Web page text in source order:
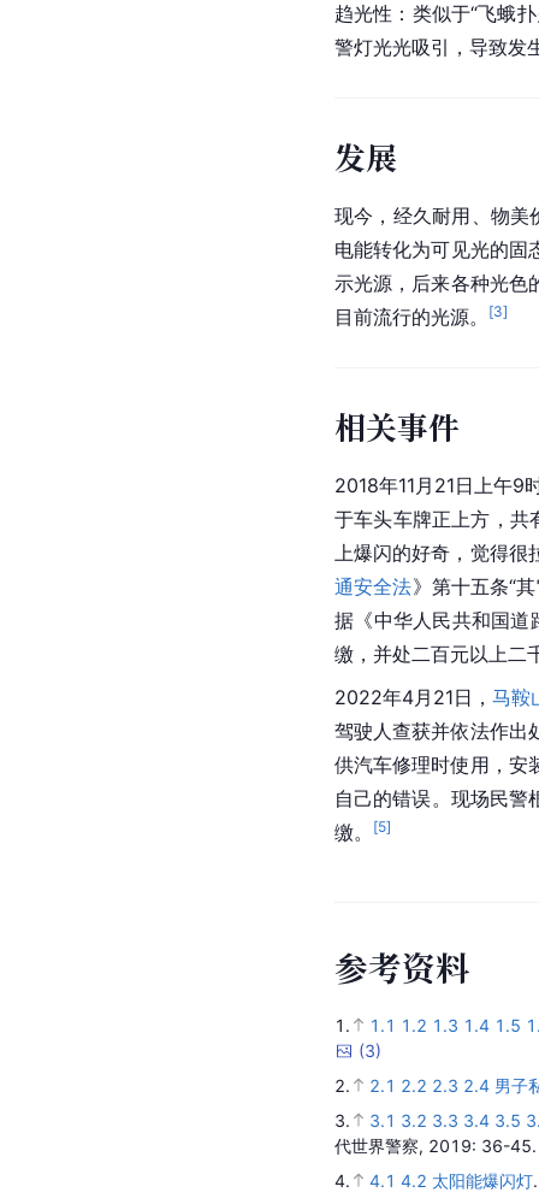
趋光性：类似于“飞蛾
警灯光光吸引，导致发
发展
现今，经久耐用、物
电能转化为可见光的固
示光源，后来各种光色
目前流行的光源。
[3]
相关事件
2018年11月21日上午9
于车头车牌正上方，共
上爆闪的好奇，觉得很
通安全法》第十五条“
据《中华人民共和国道
缴，并处二百元以上二
2022年4月21日，马鞍
驾驶人查获并依法作出
供汽车修理时使用，安
自己的错误。现场民
缴。
[5]
参考资料
1. 1.1 1.2 1.3 1.4 1.5
(3)
2.
2.1 2.2 2.3 2.4 男子
3.
3.1 3.2 3.3 3.4 3.5
代世界警察, 2019: 36-
4.
4.1 4.2 太阳能爆闪灯